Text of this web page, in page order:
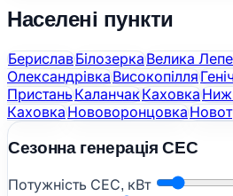
Населені пункти
БериславБілозерка Велика
ОлександрівкаВисокопілля
ПристаньКаланчакКаховка
КаховкаНововоронцовка
Сезонна генерація СЕС
Потужність СЕС, кВт